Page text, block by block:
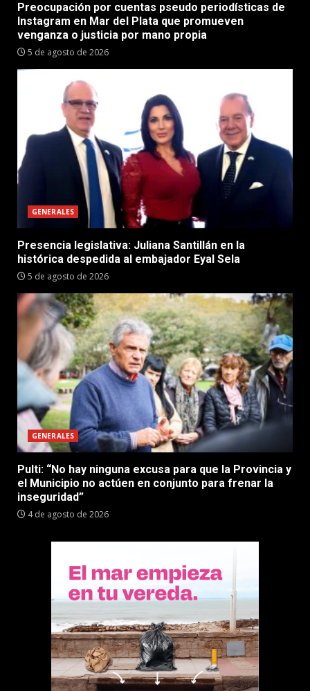
Preocupación por cuentas pseudo periodísticas de
Instagram en Mar del Plata que promueven
venganza o justicia por mano propia
5 de agosto de 2026
GENERALES
Presencia legislativa: Juliana Santillán en la
histórica despedida al embajador Eyal Sela
5 de agosto de 2026
GENERALES
Pulti: “No hay ninguna excusa para que la Provincia y
el Municipio no actúen en conjunto para frenar la
inseguridad”
4 de agosto de 2026